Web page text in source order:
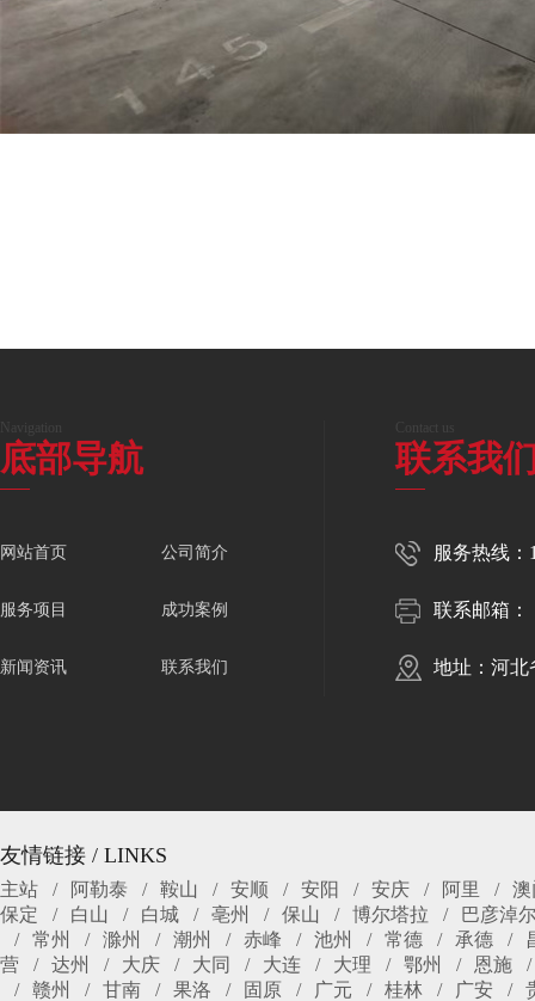
底部导航
网站首页 公司简介
服务项目 成功案例
新闻资讯 联系我们
联系我
服务热线：
联系邮箱：
地址：河北
友情链接 / LINKS
主站 阿勒泰 鞍山 安顺 安阳 安庆 阿里
澳
保定
白山 白城 亳州 保山 博尔塔拉
巴彦淖
常州
滁州 潮州 赤峰 池州 常德 承德
营
达州 大庆 大同 大连 大理 鄂州
恩施
赣州
甘南 果洛 固原 广元 桂林 广安